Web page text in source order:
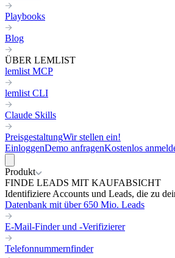
Playbooks
Blog
ÜBER LEMLIST
lemlist MCP
lemlist CLI
Claude Skills
PreisgestaltungWir stellen ein!
EinloggenDemo anfragenKostenlos
Produkt
FINDE LEADS MIT KAUFABSICHT
Identifiziere Accounts und Leads, die zu
Datenbank mit über 650 Mio. Leads
E-Mail-Finder und -Verifizierer
Telefonnummernfinder